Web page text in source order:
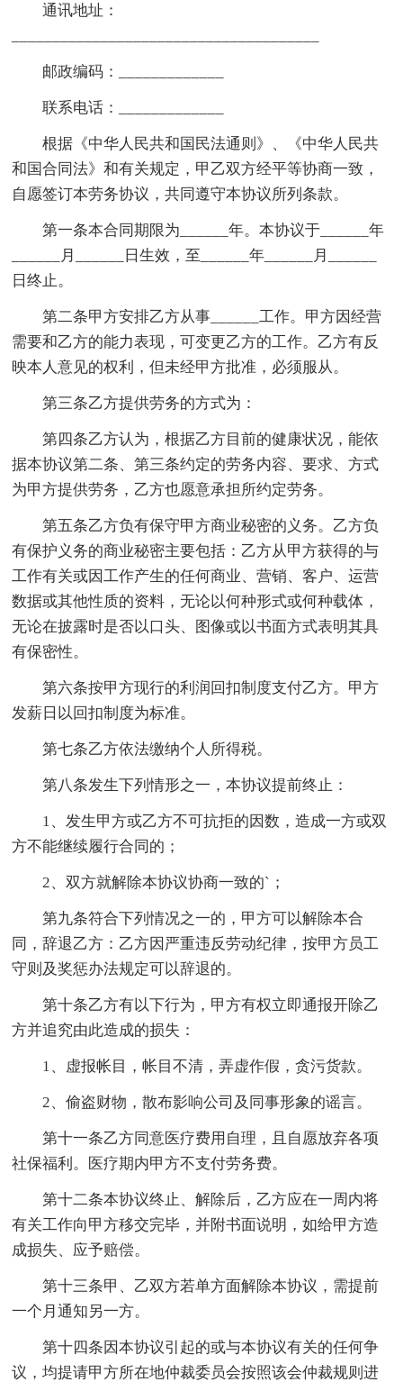
通讯地址：
邮政编码：_____________
联系电话：_____________
根据《中华人民共和国民法通则》、《中华人民共
和国合同法》和有关规定，甲乙双方经平等协商一致，
自愿签订本劳务协议，共同遵守本协议所列条款。
第一条本合同期限为______年。本协议于______年
______月______日生效，至______年______月______
日终止。
第二条甲方安排乙方从事______工作。甲方因经营
需要和乙方的能力表现，可变更乙方的工作。乙方有反
映本人意见的权利，但未经甲方批准，必须服从。
第三条乙方提供劳务的方式为：
第四条乙方认为，根据乙方目前的健康状况，能依
据本协议第二条、第三条约定的劳务内容、要求、方式
为甲方提供劳务，乙方也愿意承担所约定劳务。
第五条乙方负有保守甲方商业秘密的义务。乙方负
有保护义务的商业秘密主要包括：乙方从甲方获得的与
工作有关或因工作产生的任何商业、营销、客户、运营
数据或其他性质的资料，无论以何种形式或何种载体，
无论在披露时是否以口头、图像或以书面方式表明其具
有保密性。
第六条按甲方现行的利润回扣制度支付乙方。甲方
发薪日以回扣制度为标准。
第七条乙方依法缴纳个人所得税。
第八条发生下列情形之一，本协议提前终止：
1、发生甲方或乙方不可抗拒的因数，造成一方或双
方不能继续履行合同的；
2、双方就解除本协议协商一致的`；
第九条符合下列情况之一的，甲方可以解除本合
同，辞退乙方：乙方因严重违反劳动纪律，按甲方员工
守则及奖惩办法规定可以辞退的。
第十条乙方有以下行为，甲方有权立即通报开除乙
方并追究由此造成的损失：
1、虚报帐目，帐目不清，弄虚作假，贪污货款。
2、偷盗财物，散布影响公司及同事形象的谣言。
第十一条乙方同意医疗费用自理，且自愿放弃各项
社保福利。医疗期内甲方不支付劳务费。
第十二条本协议终止、解除后，乙方应在一周内将
有关工作向甲方移交完毕，并附书面说明，如给甲方造
成损失、应予赔偿。
第十三条甲、乙双方若单方面解除本协议，需提前
一个月通知另一方。
第十四条因本协议引起的或与本协议有关的任何争
议，均提请甲方所在地仲裁委员会按照该会仲裁规则进